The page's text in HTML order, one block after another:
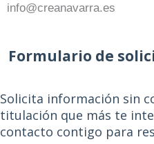
info@creanavarra.es